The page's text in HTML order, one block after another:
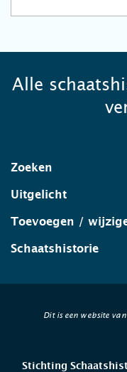
Alle
Zoeken
Uitgelicht
Toevoegen /
Schaatshistorie
Dit is een website van
Stichting